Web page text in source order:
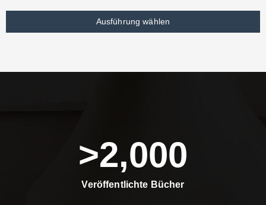
Ausführung wählen
Veröffentlichte Bücher
>2,000